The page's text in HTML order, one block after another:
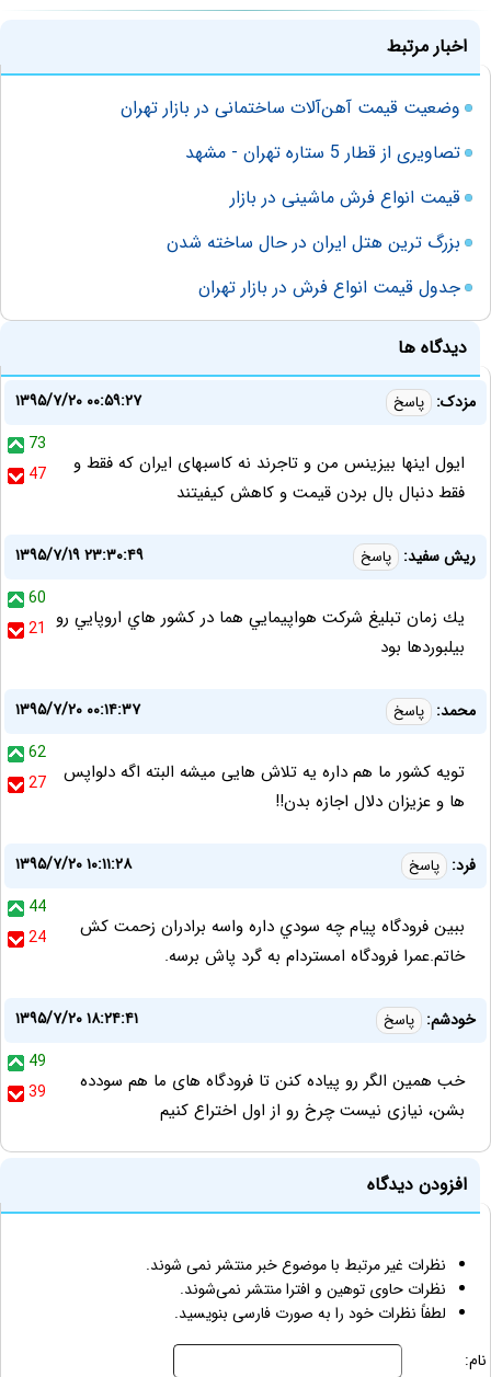
اخبار مرتبط
وضعیت قیمت آهن‌آلات ساختمانی در بازار تهران
تصاویری از قطار 5 ستاره تهران - مشهد
قیمت انواع فرش ماشینی در بازار
بزرگ ترین هتل ایران در حال ساخته شدن
جدول قیمت انواع فرش در بازار تهران
دیدگاه ها
مزدک: پاسخ
۱۳۹۵/۷/۲۰ ۰۰:۵۹:۲۷
73
47
ایول اینها بیزینس من و تاجرند نه کاسبهای ایران که فقط و
فقط دنبال بال بردن قیمت و کاهش کیفیتند
ريش سفيد: پاسخ
۱۳۹۵/۷/۱۹ ۲۳:۳۰:۴۹
60
21 يك زمان تبليغ شركت هواپيمايي هما در كشور هاي اروپايي رو
بيلبوردها بود
محمد: پاسخ
۱۳۹۵/۷/۲۰ ۰۰:۱۴:۳۷
62
27
تویه کشور ما هم داره یه تلاش هایی میشه البته اگه دلواپس
ها و عزیزان دلال اجازه بدن!!
فرد: پاسخ
۱۳۹۵/۷/۲۰ ۱۰:۱۱:۲۸
44
24
ببين فرودگاه پيام چه سودي داره واسه برادران زحمت كش
خاتم.عمرا فرودگاه امستردام به گرد پاش برسه.
خودشم: پاسخ
۱۳۹۵/۷/۲۰ ۱۸:۲۴:۴۱
49
39
خب همین الگر رو پیاده کنن تا فرودگاه های ما هم سودده
بشن، نیازی نیست چرخ رو از اول اختراع کنیم
افزودن دیدگاه
نظرات غیر مرتبط با موضوع خبر منتشر نمی شوند.
نظرات حاوی توهین و افترا منتشر نمی‌شوند.
لطفاً نظرات خود را به صورت فارسی بنویسید.
نام: